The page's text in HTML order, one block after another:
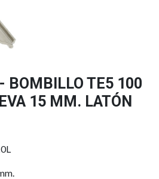
BOMBILLO TE5 100
15 MM. LATÓN